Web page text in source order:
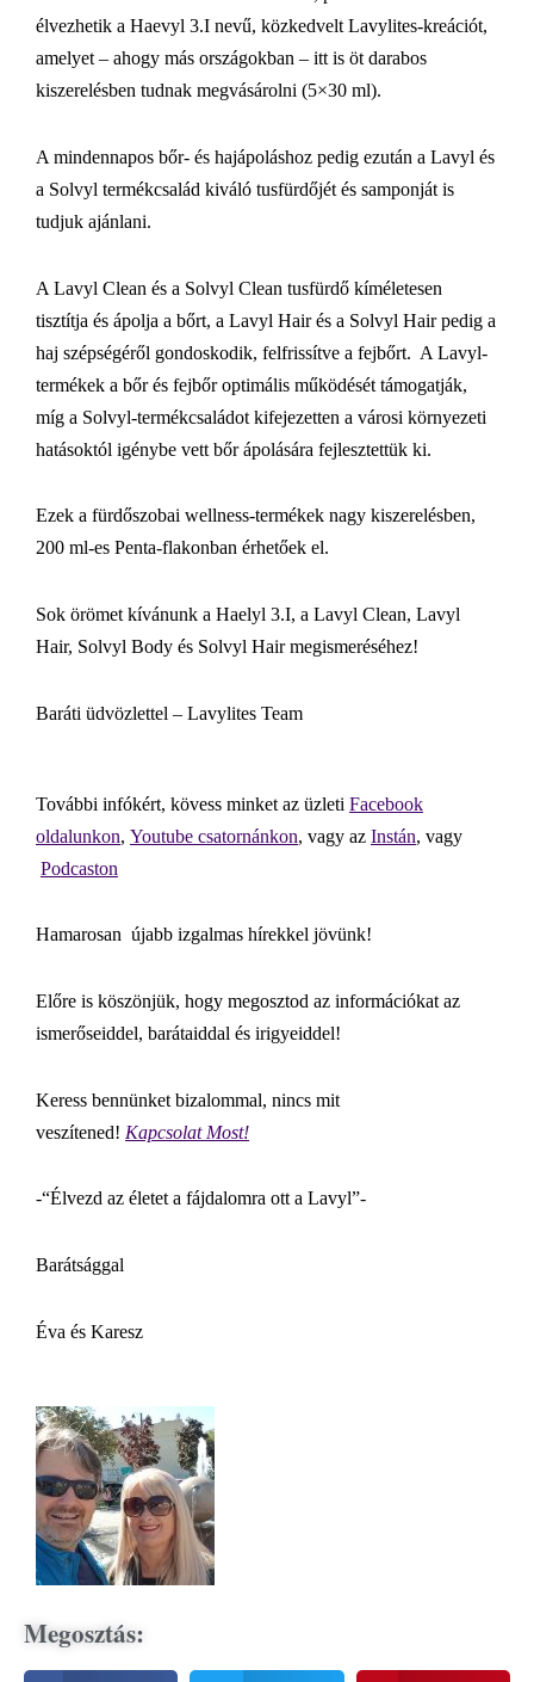
élvezhetik a Haevyl 3.I nevű, közkedvelt Lavylites-kreációt,
amelyet – ahogy más országokban – itt is öt darabos
kiszerelésben tudnak megvásárolni (5×30 ml).
A mindennapos bőr- és hajápoláshoz pedig ezután a Lavyl és
a Solvyl termékcsalád kiváló tusfürdőjét és samponját is
tudjuk ajánlani.
A Lavyl Clean és a Solvyl Clean tusfürdő kíméletesen
tisztítja és ápolja a bőrt, a Lavyl Hair és a Solvyl Hair pedig a
haj szépségéről gondoskodik, felfrissítve a fejbőrt. A Lavyl-
termékek a bőr és fejbőr optimális működését támogatják,
míg a Solvyl-termékcsaládot kifejezetten a városi környezeti
hatásoktól igénybe vett bőr ápolására fejlesztettük ki.
Ezek a fürdőszobai wellness-termékek nagy kiszerelésben,
200 ml-es Penta-flakonban érhetőek el.
Sok örömet kívánunk a Haelyl 3.I, a Lavyl Clean, Lavyl
Hair, Solvyl Body és Solvyl Hair megismeréséhez!
Baráti üdvözlettel – Lavylites Team
További infókért, kövess minket az üzleti Facebook
oldalunkon, Youtube csatornánkon, vagy az Instán, vagy
Podcaston
Hamarosan újabb izgalmas hírekkel jövünk!
Előre is köszönjük, hogy megosztod az információkat az
ismerőseiddel, barátaiddal és irigyeiddel!
Keress bennünket bizalommal, nincs mit
veszítened! Kapcsolat Most!
-“Élvezd az életet a fájdalomra ott a Lavyl”-
Barátsággal
Éva és Karesz
Megosztás: